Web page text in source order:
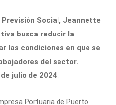
Social, Jeannette
busca reducir la
las condiciones en que se
del sector.
julio de 2024.
Portuaria de Puerto